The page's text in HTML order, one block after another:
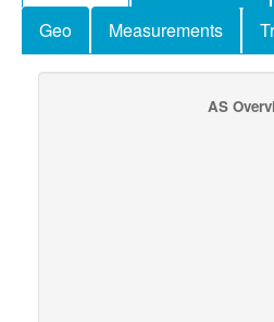
Geo
Measurements
AS